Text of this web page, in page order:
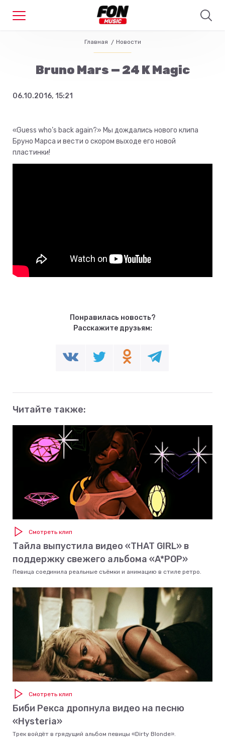
Главная Новости
Bruno Mars — 24 K Magic
06.10.2016, 15:21
«Guess who’s back again?» Мы дождались нового клипа
Бруно Марса и вести о скором выходе его новой
пластинки!
Понравилась новость?
Расскажите друзьям:
Читайте также:
Смотреть клип
Тайла выпустила видео «THAT GIRL» в
поддержку свежего альбома «A*POP»
Певица соединила реальные съёмки и анимацию в стиле ретро.
Смотреть клип
Биби Рекса дропнула видео на песню
«Hysteria»
Трек войдёт в грядущий альбом певицы «Dirty Blonde».